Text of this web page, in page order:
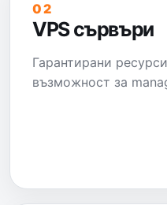
02
VPS сървъри
Гарантирани
възможност за